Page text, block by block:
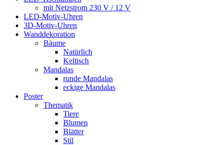
mit Netzstrom 230 V / 12 V
LED-Motiv-Uhren
3D-Motiv-Uhren
Wanddekoration
Bäume
Natürlich
Keltisch
Mandalas
runde Mandalas
eckige Mandalas
Poster
Thematik
Tiere
Blumen
Blätter
Stil